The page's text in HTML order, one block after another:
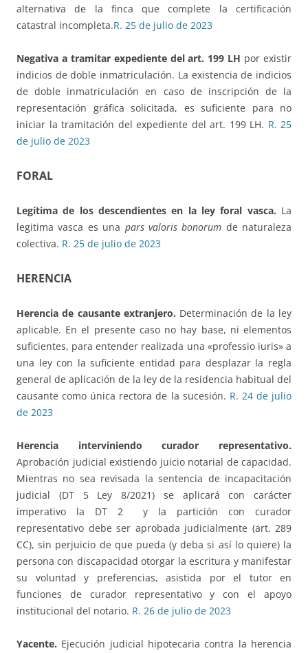
alternativa de la finca que complete la certificación
catastral incompleta.R. 25 de julio de 2023
Negativa a tramitar expediente del art. 199 LH por existir
indicios de doble inmatriculación. La existencia de indicios
de doble inmatriculación en caso de inscripción de la
representación gráfica solicitada, es suficiente para no
iniciar la tramitación del expediente del art. 199 LH. R. 25
de julio de 2023
FORAL
Legítima de los descendientes en la ley foral vasca. La
legitima vasca es una pars valoris bonorum de naturaleza
colectiva. R. 25 de julio de 2023
HERENCIA
Herencia de causante extranjero. Determinación de la ley
aplicable. En el presente caso no hay base, ni elementos
suficientes, para entender realizada una «professio iuris» a
una ley con la suficiente entidad para desplazar la regla
general de aplicación de la ley de la residencia habitual del
causante como única rectora de la sucesión. R. 24 de julio
de 2023
Herencia interviniendo curador representativo.
Aprobación judicial existiendo juicio notarial de capacidad.
Mientras no sea revisada la sentencia de incapacitación
judicial (DT 5 Ley 8/2021) se aplicará con carácter
imperativo la DT 2 y la partición con curador
representativo debe ser aprobada judicialmente (art. 289
CC), sin perjuicio de que pueda (y deba si así lo quiere) la
persona con discapacidad otorgar la escritura y manifestar
su voluntad y preferencias, asistida por el tutor en
funciones de curador representativo y con el apoyo
institucional del notario. R. 26 de julio de 2023
Yacente. Ejecución judicial hipotecaria contra la herencia